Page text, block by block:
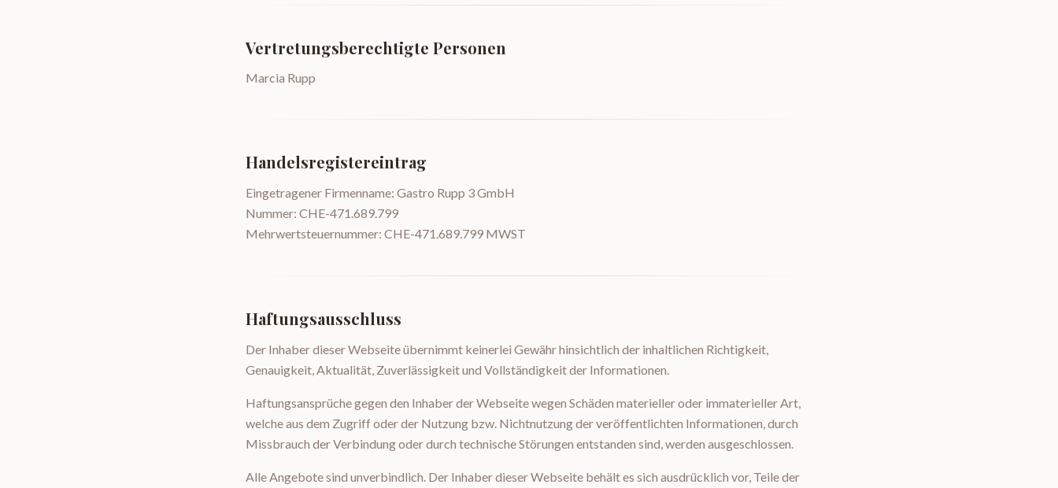
Vertretungsberechtigte Personen
Marcia Rupp
Handelsregistereintrag
Eingetragener Firmenname: Gastro Rupp 3 GmbH
Nummer: CHE-471.689.799
Mehrwertsteuernummer: CHE-471.689.799 MWST
Haftungsausschluss
Der Inhaber dieser Webseite übernimmt keinerlei Gewähr hinsichtlich der inhaltlichen Richtigkeit,
Genauigkeit, Aktualität, Zuverlässigkeit und Vollständigkeit der Informationen.
Haftungsansprüche gegen den Inhaber der Webseite wegen Schäden materieller oder immaterieller Art,
welche aus dem Zugriff oder der Nutzung bzw. Nichtnutzung der veröffentlichten Informationen, durch
Missbrauch der Verbindung oder durch technische Störungen entstanden sind, werden ausgeschlossen.
Alle Angebote sind unverbindlich. Der Inhaber dieser Webseite behält es sich ausdrücklich vor, Teile der